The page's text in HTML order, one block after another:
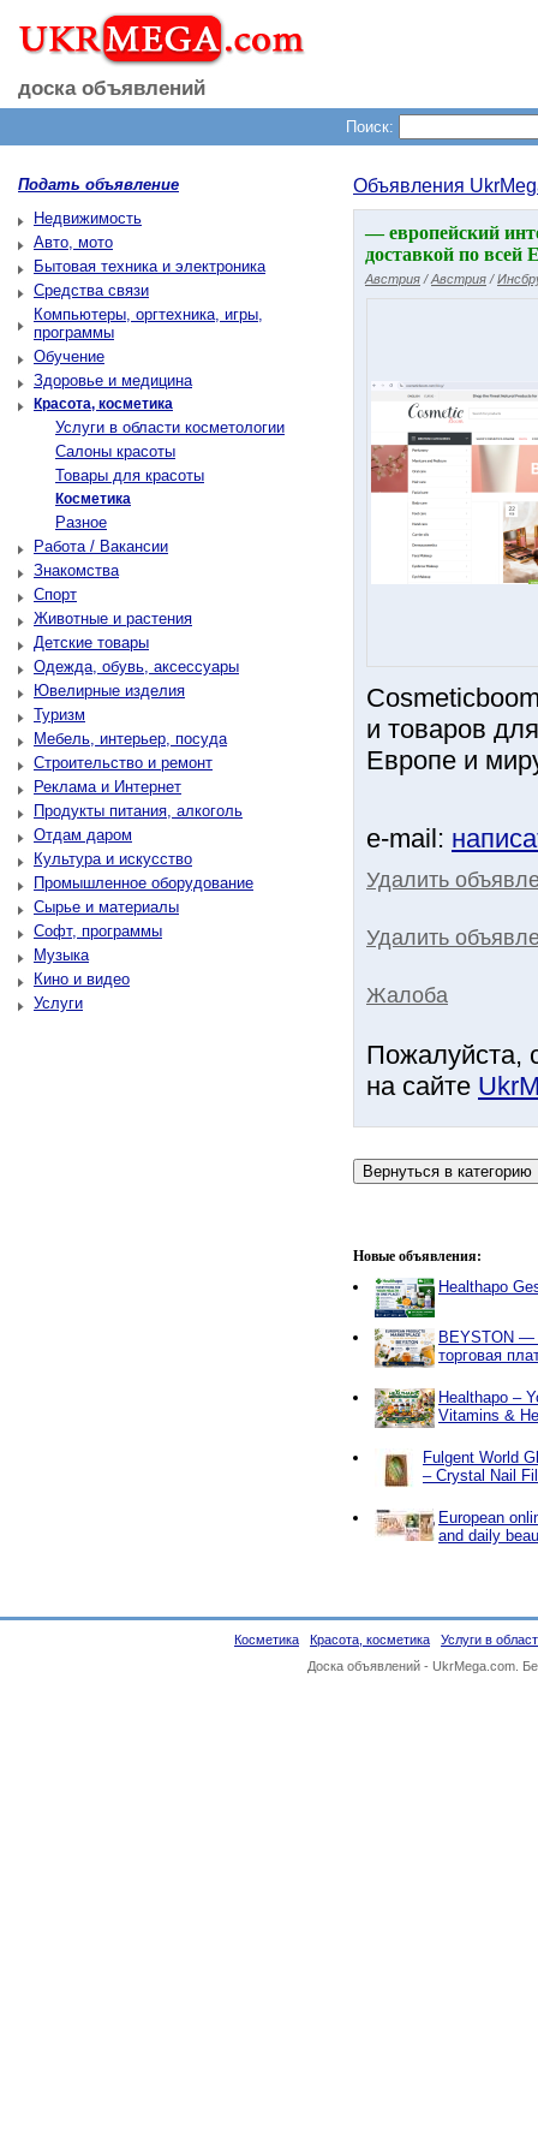
доска объявлений
Поиск:
Подать объявление
Недвижимость
Авто, мото
Бытовая техника и электроника
Средства связи
Компьютеры, оргтехника, игры,
программы
Обучение
Здоровье и медицина
Красота, косметика
Услуги в области косметологии
Салоны красоты
Товары для красоты
Косметика
Разное
Работа / Вакансии
Знакомства
Спорт
Животные и растения
Детские товары
Одежда, обувь, аксессуары
Ювелирные изделия
Туризм
Мебель, интерьер, посуда
Строительство и ремонт
Реклама и Интернет
Продукты питания, алкоголь
Отдам даром
Культура и искусство
Промышленное оборудование
Сырье и материалы
Софт, программы
Музыка
Кино и видео
Услуги
Объявления
— европейский
доставкой по всей
Австрия /Австрия /
и товаров
Европе и
e-mail:
Удалить
Удалить
Жалоба
Пожалуйста,
на сайте
Новые объявления:
Healthapo
BEYSTON —
торговая
Healthapo –
Vitamins &
Fulgent World
– Crystal Nail
European
and daily
Косметика Красота, косметика
Услуги в
Доска объявлений - UkrMega.com.